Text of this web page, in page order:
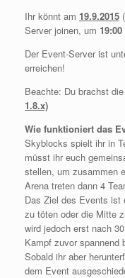
Ihr könnt am 19.9.2015
Server joinen, um 19:00
Der Event-Server ist
erreichen!
Beachte: Du brachst die
1.8.x)
Wie funktioniert das
Skyblocks spielt ihr in
müsst ihr euch
stellen, um zusammen
Arena treten dann 4
Das Ziel des Events ist
zu töten oder die Mitte
wird jedoch erst nach
Kampf zuvor spannend
Sobald ihr aber
dem Event